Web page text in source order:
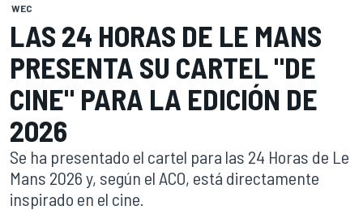
WEC
LAS 24 HORAS DE LE MANS
PRESENTA SU CARTEL "DE
CINE" PARA LA EDICIÓN DE
2026
Se ha presentado el cartel para las 24 Horas de Le
Mans 2026 y, según el ACO, está directamente
inspirado en el cine.